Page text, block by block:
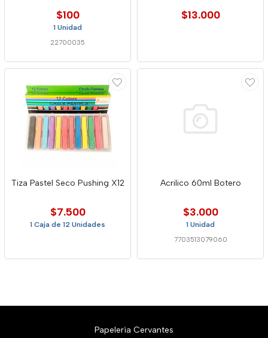
$100
1 Unidad
22700035
$13.000
Tiza Pastel Seco Pushing X12
$7.500
1 Caja de 12 Unidades
Acrilico 60ml Botero
$3.000
1 Unidad
7703513079060
Papelería Cervantes